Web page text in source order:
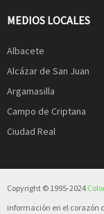
MEDIOS LOCALES
Albacete
Alcázar de San Juan
Argamasilla
Campo de Criptana
Ciudad Real
Copyright © 1995-2024
información en el corazón